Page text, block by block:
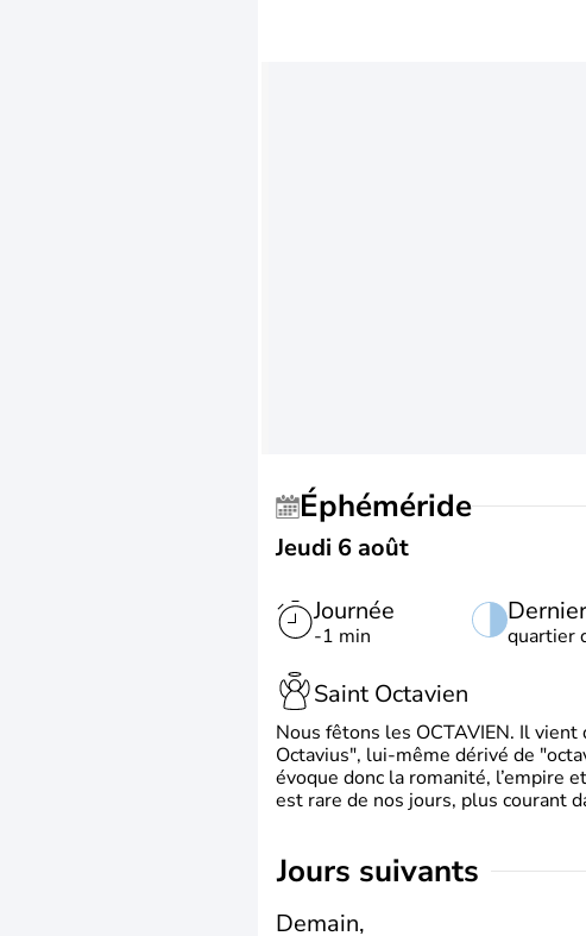
Éphéméride
Jeudi 6 août
Journée
-1 min
Dernier
quartier
Saint Octavien
Nous fêtons les OCTAVIEN. Il
Octavius", lui-même dérivé de
évoque donc la romanité, l’empire
est rare de nos jours, plus courant
jours suivants
Demain,